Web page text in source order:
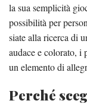
la sua semplicità
possibilità per
siate alla ricerca di
audace e colorato, i
un elemento di
Perché